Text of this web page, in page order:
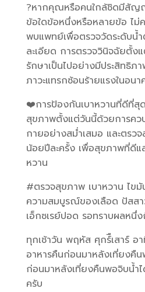
?หากคุณหรือคนใกล้ชิดมีสัญ
ข้อใดข้อหนึ่งหรือหลายข้อ ไม่
พบแพทย์เพื่อตรวจวัดระดับน้ำ
ละเอียด การตรวจวินิจฉัยตั้ง
รักษาเป็นไปอย่างมีประสิทธิภ
ภาวะแทรกซ้อนร้ายแรงในอนา
❤️การป้องกันเบาหวานที่ดีที่สุ
สุขภาพตั้งแต่วันนี้ด้วยการคว
กายอย่างสม่ำเสมอ และตรว
น้อยปีละครั้ง เพื่อสุขภาพที่ดีแล
หวาน
#ตรวจสุขภาพ เบาหวาน ไข
ความสมบูรณ์ของเลือด ปัสสา
เอ็กซเรย์ปอด รอทราบผลหนึ่
ทุกเช้าวัน พฤหัส ศุกร์ืเสาร์ อ
อาหารคืนก่อนมาหลังเที่ยงคื
ก่อนมาหลังเที่ยงคืนพอจิบน้ำ
ครับ